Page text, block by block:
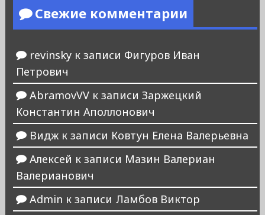
Свежие комментарии
revinskyк записи Фигуров Иван
Петрович
AbramovVVк записи Заржецкий
Константин Аполлонович
Виджк записи Ковтун Елена Валерьевна
Алексей к записи Мазин Валериан
Валерианович
Admin к записи Ламбов Виктор